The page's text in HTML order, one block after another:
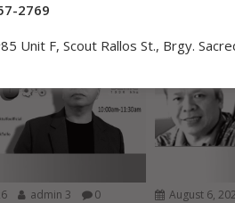
admin 3 0 August 6,
2769
Unit F, Scout Rallos St., Brgy.